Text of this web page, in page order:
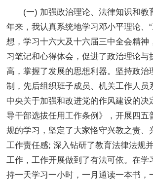
(一) 加强政治理论、法律知识和教
年来，我认真系统地学习邓小平理论、
想，学习十六大及十六届三中全会精神
习笔记和心得体会，促进了政治理论与
高，掌握了发展的思想利器。坚持政治
制，先后组织班子成员、机关工作人员
中央关于加强和改进党的作风建设的决
导干部选拔任用工作条例》，开展四五
规的学习，坚定了大家恪守兴教之责、
工作责任感; 深入钻研了教育法律法规
工作，工作开展做到了有法可依。在学
持一天学习一小时，一月通读一本书，